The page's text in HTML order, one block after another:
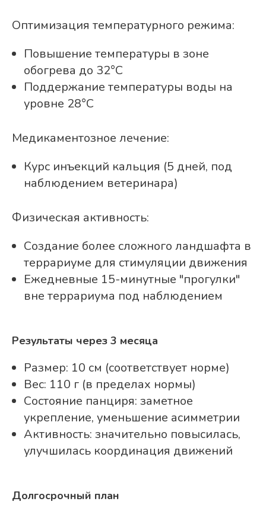
Оптимизация температурного режима:
Повышение температуры в зоне
обогрева до 32°C
Поддержание температуры воды на
уровне 28°C
Медикаментозное лечение:
Курс инъекций кальция (5 дней, под
наблюдением ветеринара)
Физическая активность:
Создание более сложного ландшафта в
террариуме для стимуляции движения
Ежедневные 15-минутные "прогулки"
вне террариума под наблюдением
Результаты через 3 месяца
Размер: 10 см (соответствует норме)
Вес: 110 г (в пределах нормы)
Состояние панциря: заметное
укрепление, уменьшение асимметрии
Активность: значительно повысилась,
улучшилась координация движений
Долгосрочный план